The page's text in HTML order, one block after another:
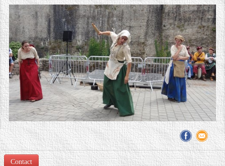
CONTACT
LOCATION DE COSTUMES
Contact